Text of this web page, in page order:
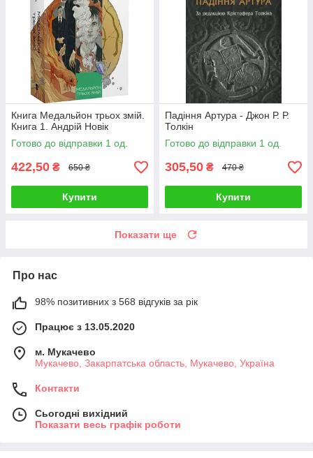
Книга Медальйон трьох змій.
Книга 1. Андрій Новік
Готово до відправки 1 од.
422,50 ₴ 650 ₴
Купити
Падіння Артура - Джон Р. Р.
Толкін
Готово до відправки 1 од.
305,50 ₴ 470 ₴
Купити
Показати ще
Про нас
98% позитивних з 568 відгуків за рік
Працює з 13.05.2020
м. Мукачево
Мукачево, Закарпатська область, Мукачево, Україна
Контакти
Сьогодні вихідний
Показати весь графік роботи